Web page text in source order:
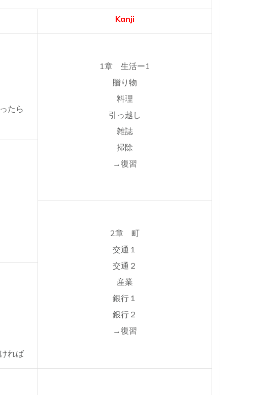
Kanji
たら
1章 生活ー1
贈り物
料理
引っ越し
雑誌
掃除
→復習
2章 町
交通１
交通２
産業
銀行１
銀行２
→復習
れば